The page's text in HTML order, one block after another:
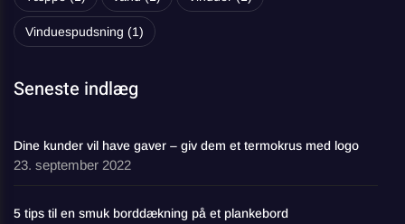
Vinduespudsning (1)
Seneste indlæg
Dine kunder vil have gaver – giv dem et termokrus med logo
23. september 2022
5 tips til en smuk borddækning på et plankebord